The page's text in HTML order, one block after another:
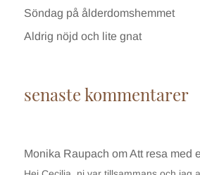
Söndag på ålderdomshemmet
Aldrig nöjd och lite gnat
senaste kommentarer
Monika Raupach omAtt resa med